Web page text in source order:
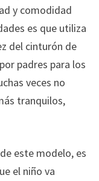
y comodidad
es que utiliza
del cinturón de
padres para los
veces no
tranquilos,
este modelo, es
el niño va